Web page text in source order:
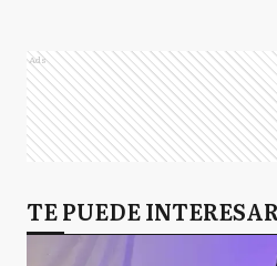
Ads
TE PUEDE